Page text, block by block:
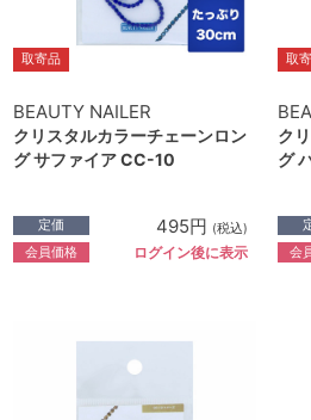
取寄品
BEAUTY NAILER
クリスタルカラーチェーンロン
グ サファイア CC-10
定価 495円 (税込)
会員価格 ログイン後に表示
取
ク
グ
会